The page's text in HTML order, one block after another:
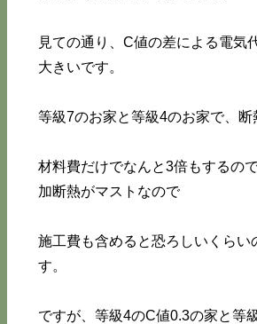
見ての通り、C値の差による電気
大きいです。
等級7のお家と等級4のお家で、断
材料費だけでなんと3倍もするの
加断熱がマストなので
施工費も含めると恐ろしいくらい
す。
ですが、等級4のC値0.3の家と等